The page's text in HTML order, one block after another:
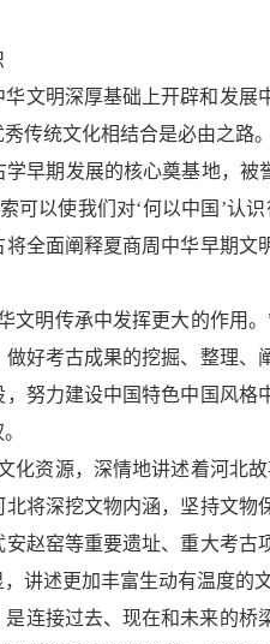
文明深厚基础上开辟和发展
传统文化相结合是必由之路。
早期发展的核心奠基地，被
可以使我们对‘何以中国’认
全面阐释夏商周中华早期文
文明传承中发挥更大的作用
好考古成果的挖掘、整理、
努力建设中国特色中国风格
化资源，深情地讲述着河北
将深挖文物内涵，坚持文物
赵窑等重要遗址、重大考古
讲述更加丰富生动有温度的
连接过去、现在和未来的桥